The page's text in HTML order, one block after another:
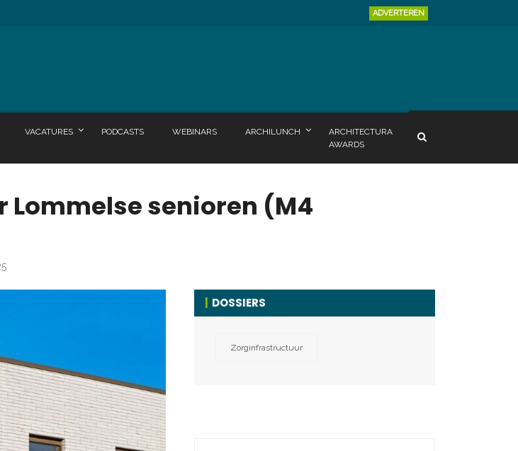
ADVERTEREN
VACATURES PODCASTS WEBINARS ARCHILUNCH
ARCHITECTURA
AWARDS
senioren (M4
DOSSIERS
Zorginfrastructuur